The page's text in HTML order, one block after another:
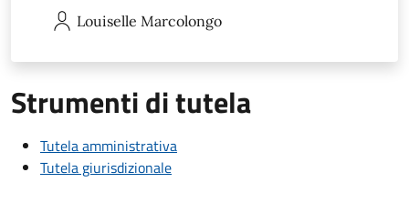
Louiselle Marcolongo
Strumenti di tutela
Tutela amministrativa
Tutela giurisdizionale